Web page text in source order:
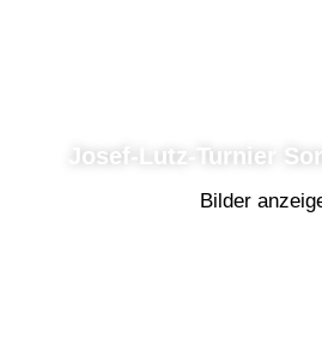
Josef-Lutz-Turnier
Bilder